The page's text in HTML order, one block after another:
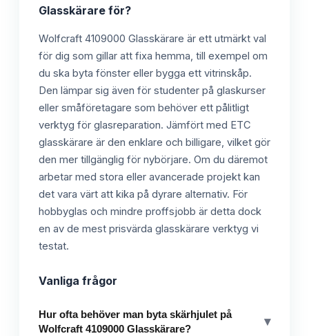
Glasskärare för?
Wolfcraft 4109000 Glasskärare är ett utmärkt val
för dig som gillar att fixa hemma, till exempel om
du ska byta fönster eller bygga ett vitrinskåp.
Den lämpar sig även för studenter på glaskurser
eller småföretagare som behöver ett pålitligt
verktyg för glasreparation. Jämfört med ETC
glasskärare är den enklare och billigare, vilket gör
den mer tillgänglig för nybörjare. Om du däremot
arbetar med stora eller avancerade projekt kan
det vara värt att kika på dyrare alternativ. För
hobbyglas och mindre proffsjobb är detta dock
en av de mest prisvärda glasskärare verktyg vi
testat.
Vanliga frågor
Hur ofta behöver man byta skärhjulet på
Wolfcraft 4109000 Glasskärare?
▾